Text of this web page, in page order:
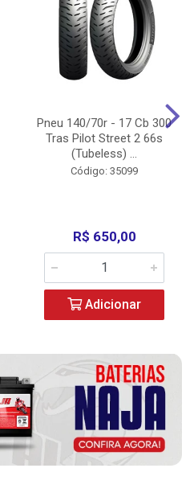
Pneu 140/70r - 17 Cb 300
Tras Pilot Street 2 66s
(Tubeless) ...
Código: 35099
R$ 650,00
Adicionar